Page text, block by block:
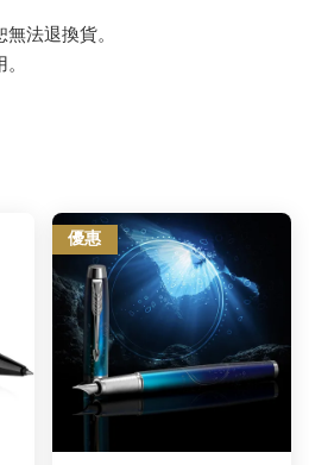
法退換貨。
優惠